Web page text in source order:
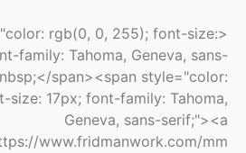
rgb(0, 0, 255); font-size:
family: Tahoma, Geneva, sans-
span><span style="color:
size: 17px; font-family: Tahoma,
Geneva, sans-serif;"><a